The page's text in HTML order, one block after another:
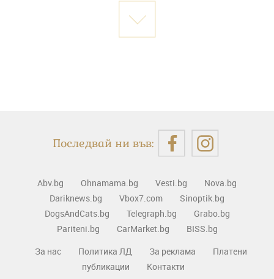
Последвай ни във:
Abv.bg Ohnamama.bg Vesti.bg
Nova.bg
Dariknews.bg
Vbox7.com
Sinoptik.bg
DogsAndCats.bg
Telegraph.bg
Grabo.bg
Pariteni.bg
CarMarket.bg
BISS.bg
За нас
Политика ЛД За реклама
Платени
публикации
Контакти